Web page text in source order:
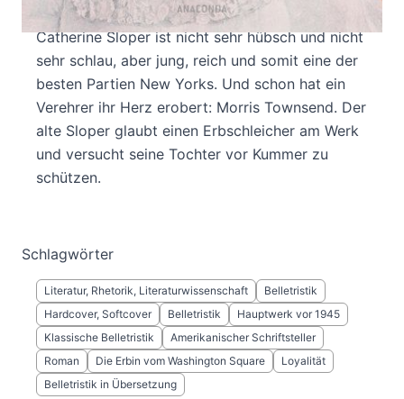
Catherine Sloper ist nicht sehr hübsch und nicht
sehr schlau, aber jung, reich und somit eine der
besten Partien New Yorks. Und schon hat ein
Verehrer ihr Herz erobert: Morris Townsend. Der
alte Sloper glaubt einen Erbschleicher am Werk
und versucht seine Tochter vor Kummer zu
schützen.
Schlagwörter
Literatur, Rhetorik, Literaturwissenschaft
Belletristik
Hardcover, Softcover
Belletristik
Hauptwerk vor 1945
Klassische Belletristik
Amerikanischer Schriftsteller
Roman
Die Erbin vom Washington Square
Loyalität
Belletristik in Übersetzung